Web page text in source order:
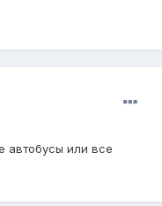
автобусы или все